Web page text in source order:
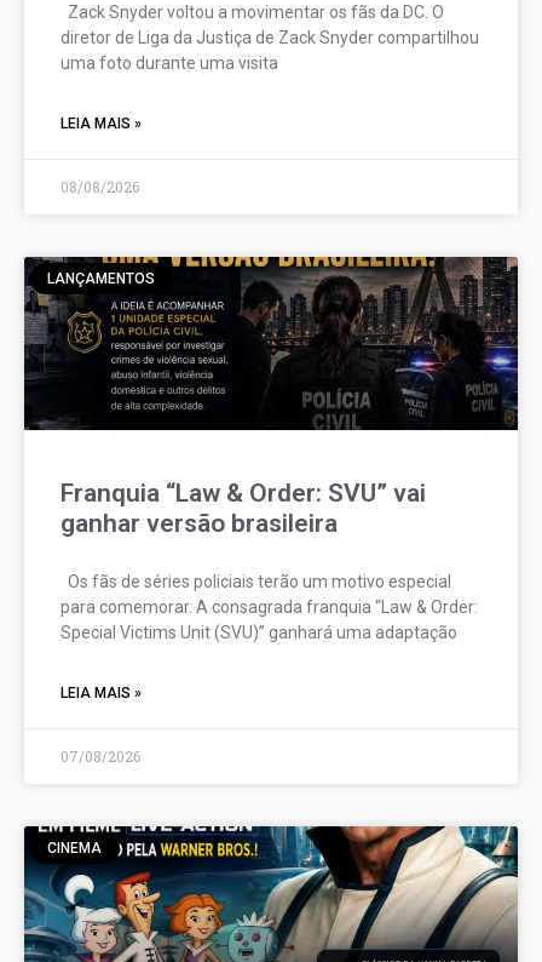
Zack Snyder voltou a movimentar os fãs da DC. O
diretor de Liga da Justiça de Zack Snyder compartilhou
uma foto durante uma visita
LEIA MAIS »
08/08/2026
LANÇAMENTOS
Franquia “Law & Order: SVU” vai
ganhar versão brasileira
Os fãs de séries policiais terão um motivo especial
para comemorar. A consagrada franquia “Law & Order:
Special Victims Unit (SVU)” ganhará uma adaptação
LEIA MAIS »
07/08/2026
CINEMA